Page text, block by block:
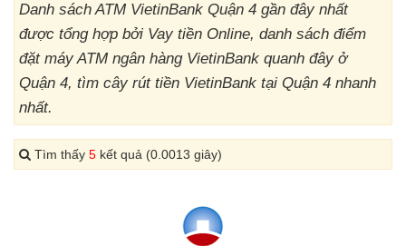
Danh sách ATM VietinBank Quận 4 gần đây nhất
được tổng hợp bởi Vay tiền Online, danh sách điểm
đặt máy ATM ngân hàng VietinBank quanh đây ở
Quận 4, tìm cây rút tiền VietinBank tại Quận 4 nhanh
nhất.
Tìm thấy 5 kết quả (0.0013 giây)